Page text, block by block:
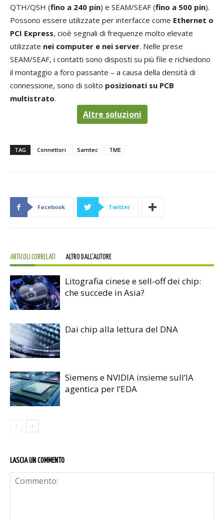
QTH/QSH (fino a 240 pin) e SEAM/SEAF (fino a 500 pin).
Possono essere utilizzate per interfacce come Ethernet o
PCI Express, cioè segnali di frequenze molto elevate
utilizzate nei computer e nei server. Nelle prese
SEAM/SEAF, i contatti sono disposti su più file e richiedono
il montaggio a foro passante – a causa della densità di
connessione, sono di solito posizionati su PCB
multistrato.
Altre soluzioni
TAG Connettori Samtec TME
Facebook Twitter
ARTICOLI CORRELATI ALTRO DALL'AUTORE
Litografia cinese e sell-off dei chip:
che succede in Asia?
Dai chip alla lettura del DNA
Siemens e NVIDIA insieme sull’IA
agentica per l’EDA
LASCIA UN COMMENTO